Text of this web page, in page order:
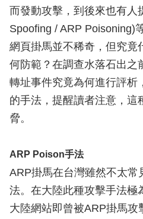
而發動攻擊，到後來也有人
Spoofing / ARP Poisoning)
網頁掛馬並不稀奇，但究竟
何防範？在調查水落石出之
轉址事件究竟為何進行評析
的手法，提醒讀者注意，這
脅。
ARP Poison手法
ARP掛馬在台灣雖然不太常
法。在大陸此種攻擊手法極
大陸網站即曾被ARP掛馬攻